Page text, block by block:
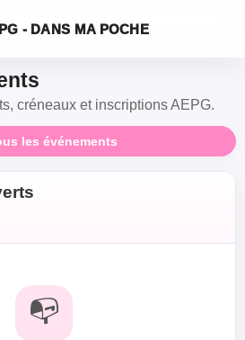
- DANS MA POCHE
créneaux et inscriptions AEPG.
les événements
📭